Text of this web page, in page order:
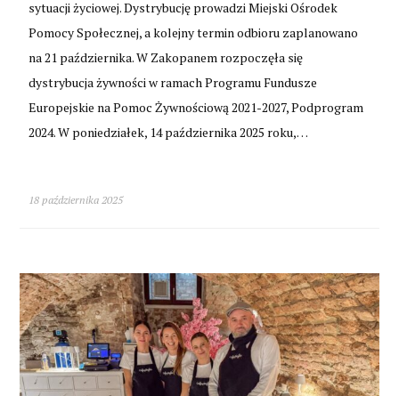
sytuacji życiowej. Dystrybucję prowadzi Miejski Ośrodek
Pomocy Społecznej, a kolejny termin odbioru zaplanowano
na 21 października. W Zakopanem rozpoczęła się
dystrybucja żywności w ramach Programu Fundusze
Europejskie na Pomoc Żywnościową 2021-2027, Podprogram
2024. W poniedziałek, 14 października 2025 roku,…
18 października 2025